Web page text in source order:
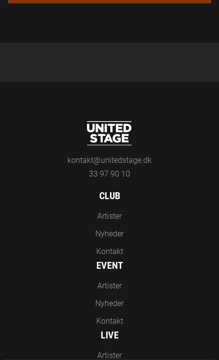
kontakt@unitedstage.dk
33 97 90 10
CLUB
Artister
Nyheder
Kontakt
EVENT
Artister
Nyheder
Kontakt
LIVE
Artister